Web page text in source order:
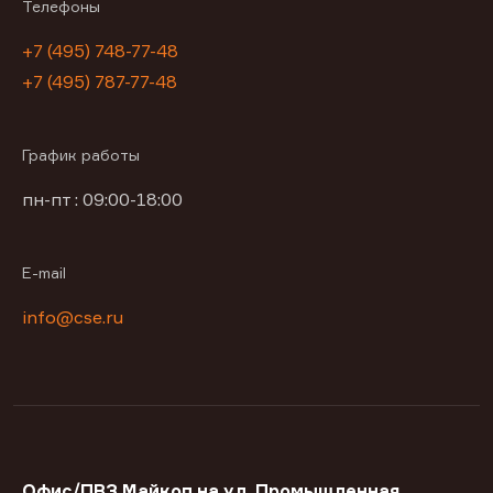
Телефоны
+7 (495) 748-77-48
+7 (495) 787-77-48
График работы
пн-пт : 09:00-18:00
E-mail
info@cse.ru